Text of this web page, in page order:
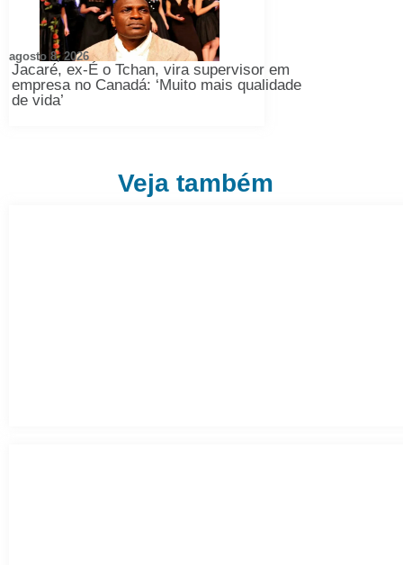
Jacaré, ex-É o Tchan, vira supervisor em
empresa no Canadá: ‘Muito mais qualidade
de vida’
agosto 8, 2026
Veja também